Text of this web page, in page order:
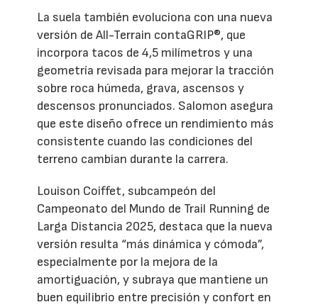
La suela también evoluciona con una nueva
versión de All-Terrain contaGRIP®, que
incorpora tacos de 4,5 milímetros y una
geometría revisada para mejorar la tracción
sobre roca húmeda, grava, ascensos y
descensos pronunciados. Salomon asegura
que este diseño ofrece un rendimiento más
consistente cuando las condiciones del
terreno cambian durante la carrera.
Louison Coiffet, subcampeón del
Campeonato del Mundo de Trail Running de
Larga Distancia 2025, destaca que la nueva
versión resulta “más dinámica y cómoda”,
especialmente por la mejora de la
amortiguación, y subraya que mantiene un
buen equilibrio entre precisión y confort en